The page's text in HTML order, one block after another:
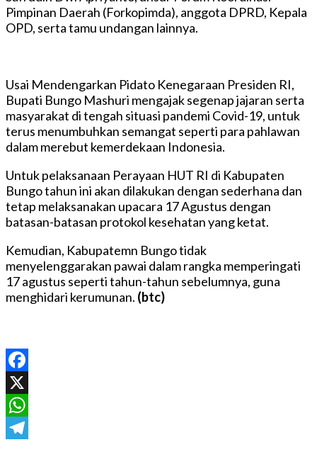
Pimpinan Daerah (Forkopimda), anggota DPRD, Kepala
OPD, serta tamu undangan lainnya.
Usai Mendengarkan Pidato Kenegaraan Presiden RI,
Bupati Bungo Mashuri mengajak segenap jajaran serta
masyarakat di tengah situasi pandemi Covid-19, untuk
terus menumbuhkan semangat seperti para pahlawan
dalam merebut kemerdekaan Indonesia.
Untuk pelaksanaan Perayaan HUT RI di Kabupaten
Bungo tahun ini akan dilakukan dengan sederhana dan
tetap melaksanakan upacara 17 Agustus dengan
batasan-batasan protokol kesehatan yang ketat.
Kemudian, Kabupatemn Bungo tidak
menyelenggarakan pawai dalam rangka memperingati
17 agustus seperti tahun-tahun sebelumnya, guna
menghidari kerumunan. (btc)
Facebook
X
WhatsApp